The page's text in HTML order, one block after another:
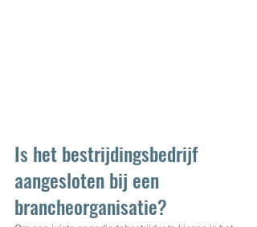
Is het bestrijdingsbedrijf
aangesloten bij een
brancheorganisatie?